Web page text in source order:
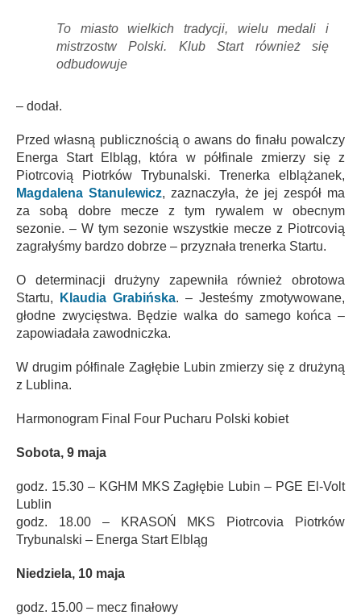
To miasto wielkich tradycji, wielu medali i
mistrzostw Polski. Klub Start również się
odbudowuje
– dodał.
Przed własną publicznością o awans do finału powalczy
Energa Start Elbląg, która w półfinale zmierzy się z
Piotrcovią Piotrków Trybunalski. Trenerka elblążanek,
Magdalena Stanulewicz, zaznaczyła, że jej zespół ma
za sobą dobre mecze z tym rywalem w obecnym
sezonie. – W tym sezonie wszystkie mecze z Piotrcovią
zagrałyśmy bardzo dobrze – przyznała trenerka Startu.
O determinacji drużyny zapewniła również obrotowa
Startu,
Klaudia Grabińska. – Jesteśmy zmotywowane,
głodne zwycięstwa. Będzie walka do samego końca –
zapowiadała zawodniczka.
W drugim półfinale Zagłębie Lubin zmierzy się z drużyną
z Lublina.
Harmonogram Final Four Pucharu Polski kobiet
Sobota, 9 maja
godz. 15.30 – KGHM MKS Zagłębie Lubin – PGE El-Volt
Lublin
godz. 18.00 – KRASOŃ MKS Piotrcovia Piotrków
Trybunalski – Energa Start Elbląg
Niedziela, 10 maja
godz. 15.00 – mecz finałowy